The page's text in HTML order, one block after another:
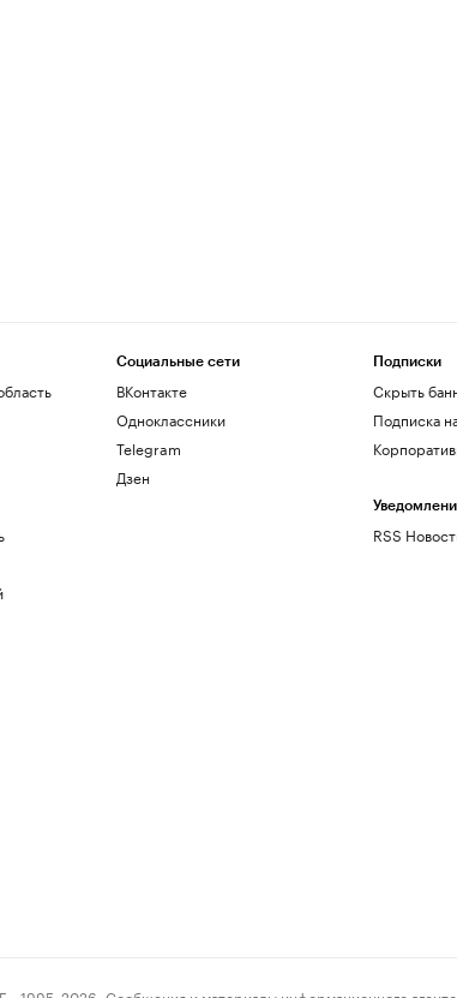
Социальные сети
ВКонтакте
Одноклассники
Telegram
Дзен
Подписки
Скрыть
Подписка
RSS